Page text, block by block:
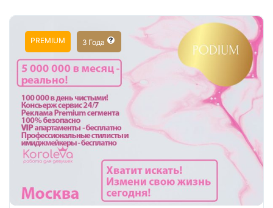
PREMIUM 3 Года